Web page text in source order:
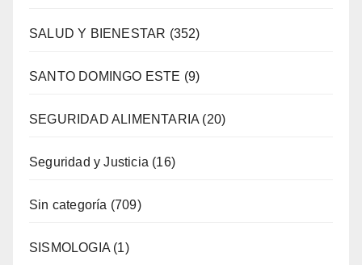
SALUD Y BIENESTAR (352)
SANTO DOMINGO ESTE (9)
SEGURIDAD ALIMENTARIA (20)
Seguridad y Justicia (16)
Sin categoría (709)
SISMOLOGIA (1)